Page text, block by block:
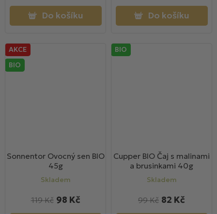
Do košíku Do košíku
AKCE
BIO
Sonnentor Ovocný sen BIO
45g
Skladem
98 Kč
119 Kč
BIO
Cupper BIO Čaj s malinami
a brusinkami 40g
Skladem
82 Kč
99 Kč